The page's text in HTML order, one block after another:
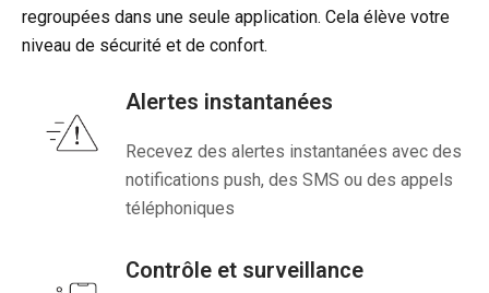
regroupées dans une seule application. Cela élève votre
niveau de sécurité et de confort.
Alertes instantanées
Recevez des alertes instantanées avec des
notifications push, des SMS ou des appels
téléphoniques
Contrôle et surveillance